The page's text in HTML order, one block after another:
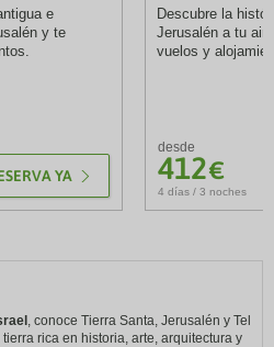
e
y te
YA
Descubre la
Jerusalén a tu
vuelos y
desde
412€
4 días / 3 noches
, conoce Tierra Santa, Jerusalén y Tel
rica en historia, arte, arquitectura y